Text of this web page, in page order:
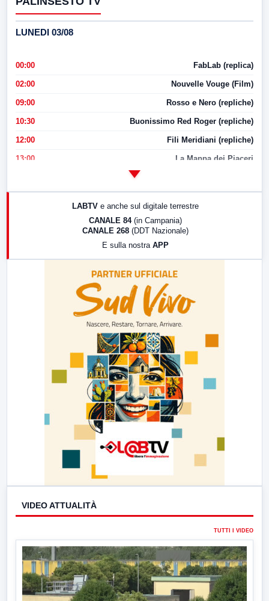
LUNEDI 03/08
00:00 FabLab (replica)
02:00 Nouvelle Vouge (Film)
09:00 Rosso e Nero (repliche)
10:30 Buonissimo Red Roger (repliche)
12:00 Fili Meridiani (repliche)
13:00 La Mappa dei Piaceri
LABTV e anche sul digitale terrestre
CANALE 84 (in Campania)
CANALE 268 (DDT Nazionale)
E sulla nostra APP
VIDEO ATTUALITÀ
TUTTI I VIDEO